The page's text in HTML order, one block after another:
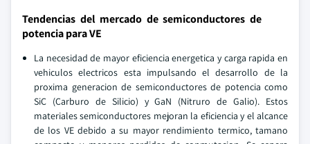
Tendencias del mercado de semiconductores de
potencia para VE
La necesidad de mayor eficiencia energetica y carga rapida en
vehiculos electricos esta impulsando el desarrollo de la
proxima generacion de semiconductores de potencia como
SiC (Carburo de Silicio) y GaN (Nitruro de Galio). Estos
materiales semiconductores mejoran la eficiencia y el alcance
de los VE debido a su mayor rendimiento termico, tamano